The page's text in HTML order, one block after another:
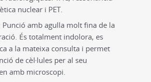
nuclear i PET.
Punció amb agulla molt fina de la
És totalment indolora, es
a la mateixa consulta i permet
de cèl·lules per al seu
amb microscopi.